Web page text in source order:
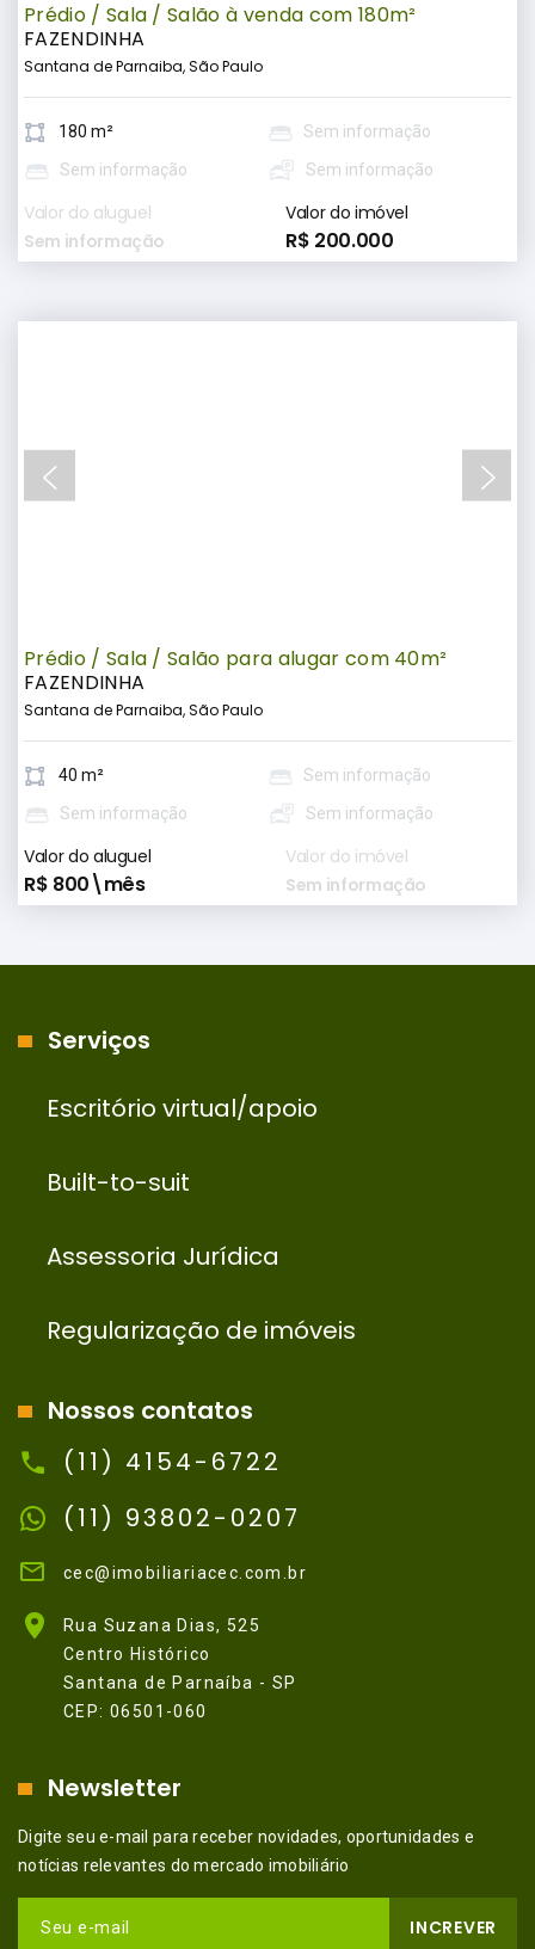
Prédio / Sala / Salão à venda com 180m²
FAZENDINHA
Santana de Parnaiba, São Paulo
180 m²
Sem informação
Sem informação
Sem informação
Valor do aluguel
Sem informação
Valor do imóvel
R$ 200.000
Prédio / Sala / Salão para alugar com 40m²
FAZENDINHA
Santana de Parnaiba, São Paulo
40 m²
Sem informação
Sem informação
Sem informação
Valor do aluguel
R$ 800\mês
Valor do imóvel
Sem informação
Serviços
Escritório virtual/apoio
Built-to-suit
Assessoria Jurídica
Regularização de imóveis
Nossos contatos
(11) 4154-6722
(11) 93802-0207
cec@imobiliariacec.com.br
Rua Suzana Dias, 525
Centro Histórico
Santana de Parnaíba - SP
CEP: 06501-060
Newsletter
Digite seu e-mail para receber novidades, oportunidades e
notícias relevantes do mercado imobiliário
Seu e-mail INCREVER